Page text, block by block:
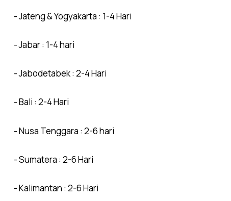
- Jateng & Yogyakarta : 1-4 Hari
- Jabar : 1-4 hari
- Jabodetabek : 2-4 Hari
- Bali : 2-4 Hari
- Nusa Tenggara : 2-6 hari
- Sumatera : 2-6 Hari
- Kalimantan : 2-6 Hari